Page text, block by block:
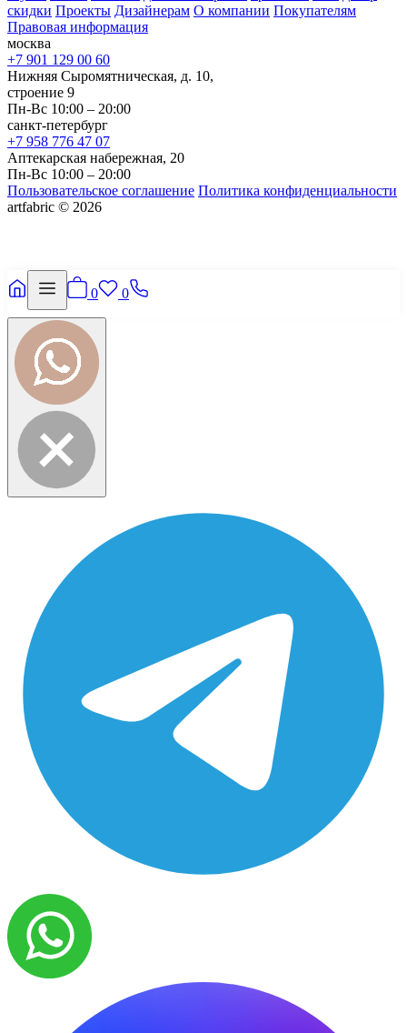
скидки Проекты Дизайнерам О компании Покупателям
Правовая информация
москва
+7 901 129 00 60
Нижняя Сыромятническая, д. 10,
строение 9
Пн-Вс 10:00 – 20:00
санкт-петербург
+7 958 776 47 07
Аптекарская набережная, 20
Пн-Вс 10:00 – 20:00
Пользовательское соглашение Политика конфиденциальности
artfabric © 2026
0 0